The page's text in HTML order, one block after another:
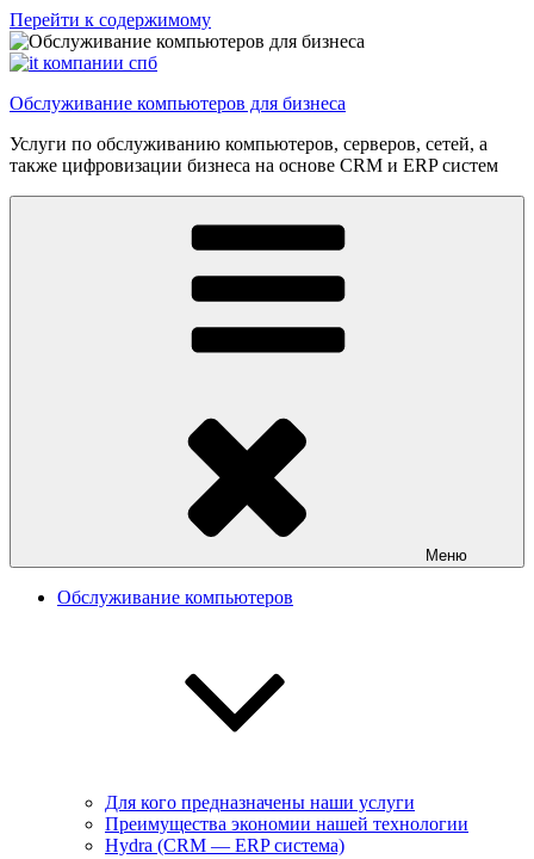
Перейти к содержимому
Обслуживание компьютеров для бизнеса
Услуги по обслуживанию компьютеров, серверов, сетей, а
также цифровизации бизнеса на основе CRM и ERP систем
Меню
Обслуживание компьютеров
Для кого предназначены наши услуги
Преимущества экономии нашей технологии
Hydra (CRM — ERP система)